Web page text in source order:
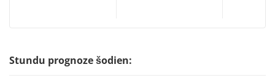
Stundu prognoze šodien: